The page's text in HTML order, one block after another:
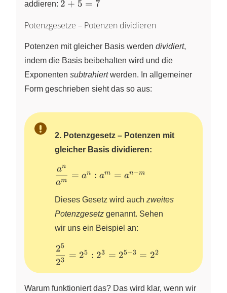
\right)
\left(
\cdot
3
\cdot
3
\cdot
\cdot
\cdot
addieren: 2
5
7
2 + 5 = 7
Potenzgesetze – Potenzen dividieren
Potenzen mit gleicher Basis werden dividiert,
indem die Basis beibehalten wird und die
Exponenten subtrahiertwerden. In allgemeiner
Form geschrieben sieht das so aus:
2. Potenzgesetz – Potenzen mit
gleicher Basis dividieren:
\dfrac{a^n}
{a^m}=a^n:
a^m=a^{n-
m}
am
an
= an : am = an−m
Dieses Gesetz wird auch zweites
Potenzgesetz genannt. Sehen
wir uns ein Beispiel an:
\dfrac{2^{5}}
{2^{3}} =
2^5 : 2^3 =
2^{5-3} = 2^2
23
25
= 25 : 23 = 25−3 = 22
Warum funktioniert das? Das wird klar, wenn wir